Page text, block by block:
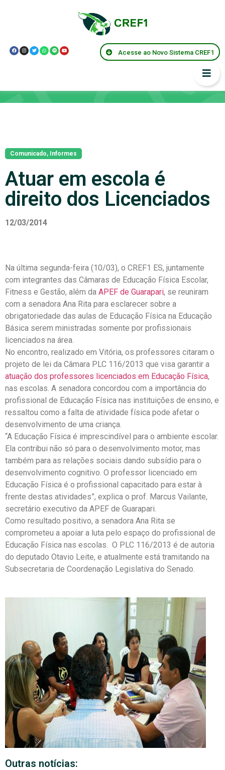
Acesse ao Novo Sistema CREF1
Comunicado, Informes
Atuar em escola é
direito dos Licenciados
12/03/2014
Na última segunda-feira (10/03), o CREF1 ES, juntamente
com integrantes das Câmaras de Educação Física Escolar,
Fitness e Gestão, além da APEF de Guarapari, se reuniram
com a senadora Ana Rita para esclarecer sobre a
obrigatoriedade das aulas de Educação Física na Educação
Básica serem ministradas somente por profissionais
licenciados na área.
No encontro, realizado em Vitória, os professores citaram o
projeto de lei da Câmara PLC 116/2013 que visa garantir a
atuação dos professores licenciados em Educação Física,
nas escolas. A senadora concordou com a importância do
profissional de Educação Física nas instituições de ensino, e
ressaltou como a falta de atividade física pode afetar o
desenvolvimento de uma criança.
“A Educação Física é imprescindível para o ambiente escolar.
Ela contribui não só para o desenvolvimento motor, mas
também para as relações sociais dando subsídio para o
desenvolvimento cognitivo. O professor licenciado em
Educação Física é o profissional capacitado para estar à
frente destas atividades”, explica o prof. Marcus Vailante,
secretário executivo da APEF de Guarapari.
Como resultado positivo, a senadora Ana Rita se
comprometeu a apoiar a luta pelo espaço do profissional de
Educação Física nas escolas. O PLC 116/2013 é de autoria
do deputado Otavio Leite, e atualmente está tramitando na
Subsecretaria de Coordenação Legislativa do Senado.
Outras notícias: